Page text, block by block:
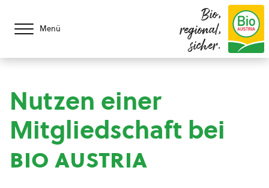
Menü
Bio,
regional,
sicher.
Nutzen einer
Mitgliedschaft bei
bio austria